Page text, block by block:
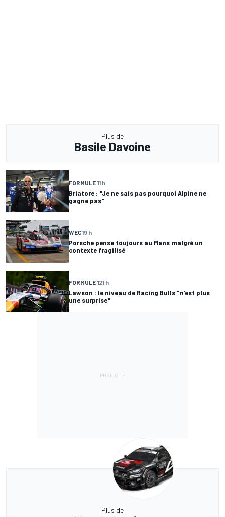
Plus de
Basile Davoine
FORMULE 11 h
Briatore : "Je ne sais pas pourquoi Alpine ne
gagne pas"
WEC19 h
Porsche pense toujours au Mans malgré un
contexte fragilisé
FORMULE 121 h
Lawson : le niveau de Racing Bulls "n'est plus
une surprise"
Plus de